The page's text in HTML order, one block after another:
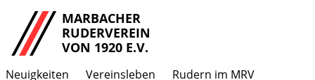
MARBACHER
RUDERVEREIN
VON 1920 E.V.
Neuigkeiten Vereinsleben
Rudern im MRV